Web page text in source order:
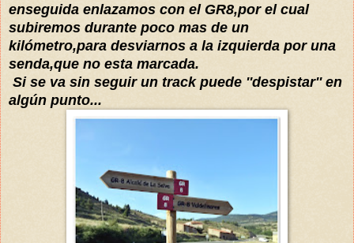
enseguida enlazamos con el GR8,por el cual
subiremos durante poco mas de un
kilómetro,para desviarnos a la izquierda por una
senda,que no esta marcada.
Si se va sin seguir un track puede ''despistar'' en
algún punto...